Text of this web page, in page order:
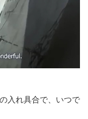
入れ具合で、いつで